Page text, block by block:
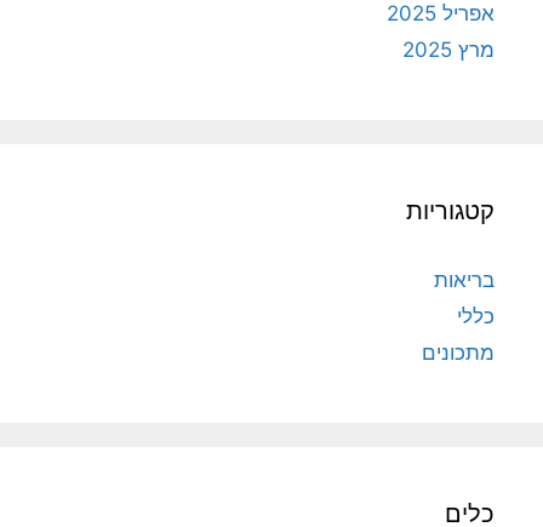
אפריל 2025
מרץ 2025
קטגוריות
בריאות
כללי
מתכונים
כלים